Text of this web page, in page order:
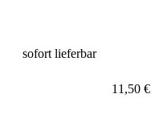
sofort lieferbar
11,50 €